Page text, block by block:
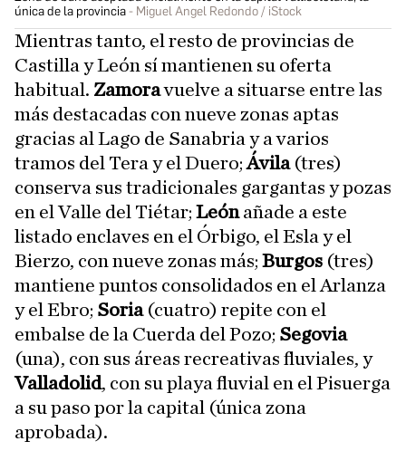
única de la provincia
Miguel Angel Redondo / iStock
Mientras tanto, el resto de provincias de
Castilla y León sí mantienen su oferta
habitual. Zamoravuelve a situarse entre las
más destacadas con nueve zonas aptas
gracias al Lago de Sanabria y a varios
tramos del Tera y el Duero;Ávila (tres)
conserva sus tradicionales gargantas y pozas
en el Valle del Tiétar; Leónañade a este
listado enclaves en el Órbigo, el Esla y el
Bierzo, con nueve zonas más; Burgos (tres)
mantiene puntos consolidados en el Arlanza
y el Ebro; Soria (cuatro) repite con el
embalse de la Cuerda del Pozo; Segovia
(una), con sus áreas recreativas fluviales, y
Valladolid, con su playa fluvial en el Pisuerga
a su paso por la capital (única zona
aprobada).